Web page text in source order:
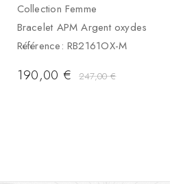
Collection Femme
Bracelet APM Argent oxydes
Référence: RB2161OX-M
247,00€
190,00€